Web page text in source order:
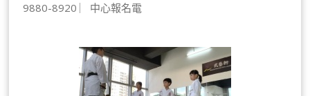
9880-8920 ︳中心報名電